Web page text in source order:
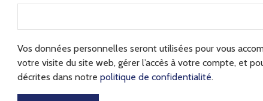
Vos données personnelles seront utilisées pour vous
votre visite du site web, gérer l’accès à votre compte, et
décrites dans notre politique de confidentialité.